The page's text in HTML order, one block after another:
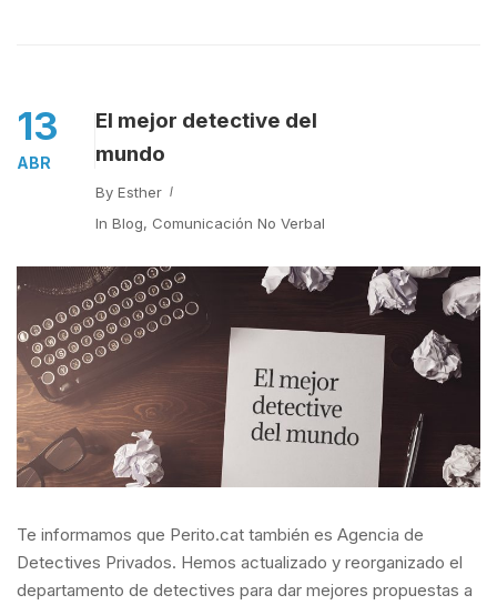
13
ABR
El mejor detective del
mundo
By Esther
In Blog, Comunicación No Verbal
Te informamos que Perito.cat también es Agencia de
Detectives Privados. Hemos actualizado y reorganizado el
departamento de detectives para dar mejores propuestas a